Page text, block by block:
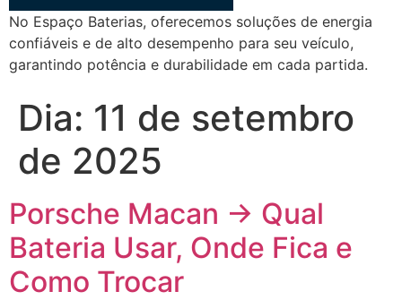
No Espaço Baterias, oferecemos soluções de energia
confiáveis e de alto desempenho para seu veículo,
garantindo potência e durabilidade em cada partida.
Dia: 11 de setembro
de 2025
Porsche Macan → Qual
Bateria Usar, Onde Fica e
Como Trocar